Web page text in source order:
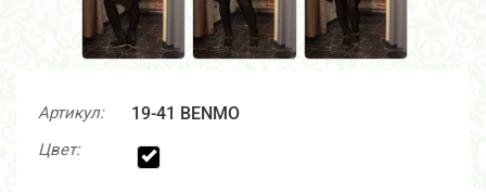
Артикул: 19-41 BENMO
Цвет: